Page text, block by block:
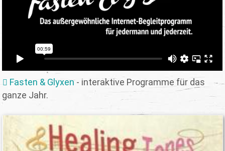
Fasten & Glyxen - interaktive Programme für das
ganze Jahr.